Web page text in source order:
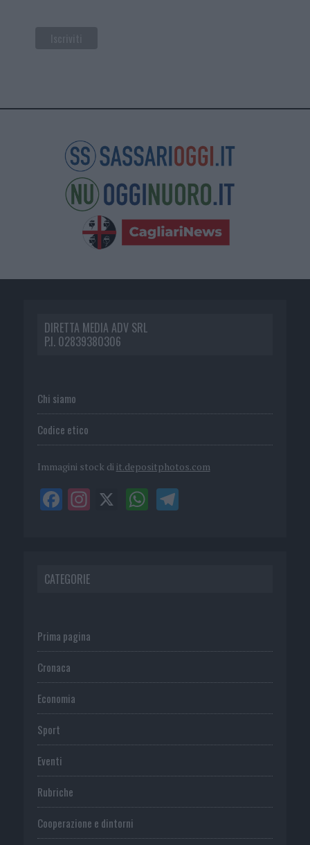
DIRETTA MEDIA ADV SRL
P.I. 02839380306
Chi siamo
Codice etico
Immagini stock di it.depositphotos.com
CATEGORIE
Prima pagina
Cronaca
Economia
Sport
Eventi
Rubriche
Cooperazione e dintorni